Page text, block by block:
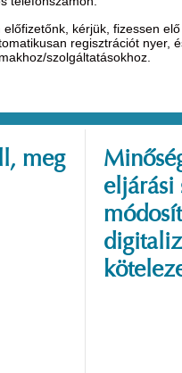
kérjük, fizessen
regisztrációt nyer,
szolgáltatásokhoz.
meg
eljárási